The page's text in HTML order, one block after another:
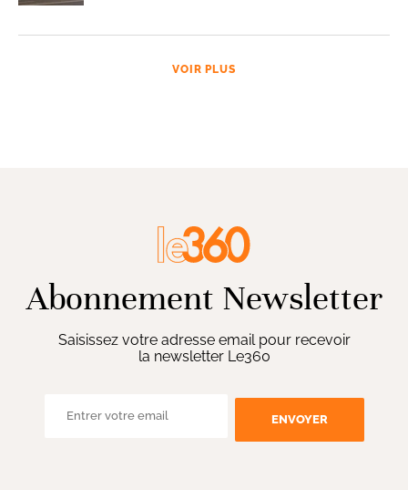
VOIR PLUS
Abonnement Newsletter
Saisissez votre adresse email pour recevoir
la newsletter Le360
ENVOYER